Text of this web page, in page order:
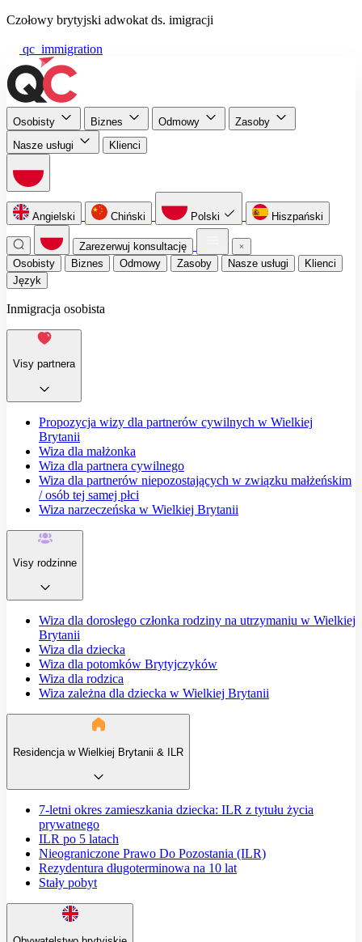
Czołowy brytyjski adwokat ds. imigracji
qc_immigration
Osobisty Biznes Odmowy
Zasoby
Nasze usługi
Klienci
Angielski Chiński Polski Hiszpański
Zarezerwuj konsultację
Osobisty
Biznes Odmowy Zasoby Nasze usługi
Klienci
Język
Inmigracja osobista
Visy partnera
Propozycja wizy dla partnerów cywilnych w Wielkiej
Brytanii
Wiza dla małżonka
Wiza dla partnera cywilnego
Wiza dla partnerów niepozostających w związku małżeńskim
/ osób tej samej płci
Wiza narzeczeńska w Wielkiej Brytanii
Visy rodzinne
Wiza dla dorosłego członka rodziny na utrzymaniu w Wielkiej
Brytanii
Wiza dla dziecka
Wiza dla potomków Brytyjczyków
Wiza dla rodzica
Wiza zależna dla dziecka w Wielkiej Brytanii
Residencja w Wielkiej Brytanii & ILR
7-letni okres zamieszkania dziecka: ILR z tytułu życia
prywatnego
ILR po 5 latach
Nieograniczone Prawo Do Pozostania (ILR)
Rezydentura długoterminowa na 10 lat
Stały pobyt